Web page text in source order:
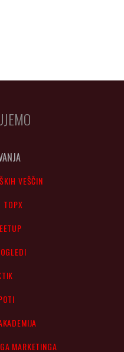
VEŠČIN
TOPX
MARKETINGA